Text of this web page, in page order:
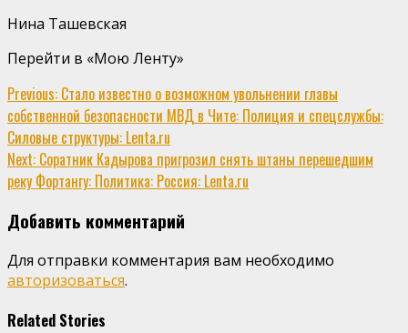
Нина Ташевская
Перейти в «Мою Ленту»
Continue
Reading
Previous: Стало известно о возможном увольнении главы
собственной безопасности МВД в Чите: Полиция и спецслужбы:
Силовые структуры: Lenta.ru
Next: Соратник Кадырова пригрозил снять штаны перешедшим
реку Фортангу: Политика: Россия: Lenta.ru
Добавить комментарий
Для отправки комментария вам необходимо
авторизоваться.
Related Stories